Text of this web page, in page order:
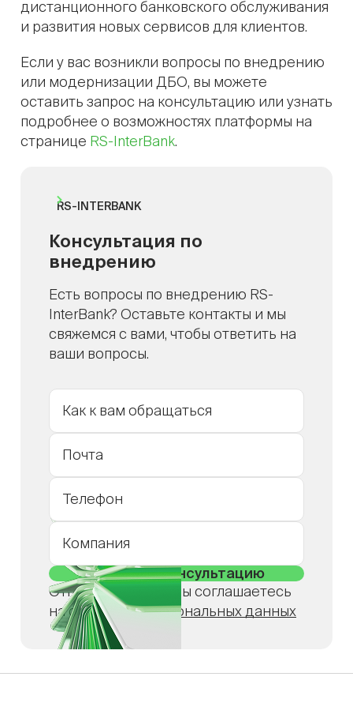
дистанционного банковского обслуживания
и развития новых сервисов для клиентов.
Если у вас возникли вопросы по внедрению
или модернизации ДБО, вы можете
оставить запрос на консультацию или узнать
подробнее о возможностях платформы на
странице RS-InterBank.
RS-INTERBANK
Консультация по
внедрению
Есть вопросы по внедрению RS-
InterBank? Оставьте контакты и мы
свяжемся с вами, чтобы ответить на
ваши вопросы.
Отправляя форму, вы соглашаетесь
на обработкуперсональных данных